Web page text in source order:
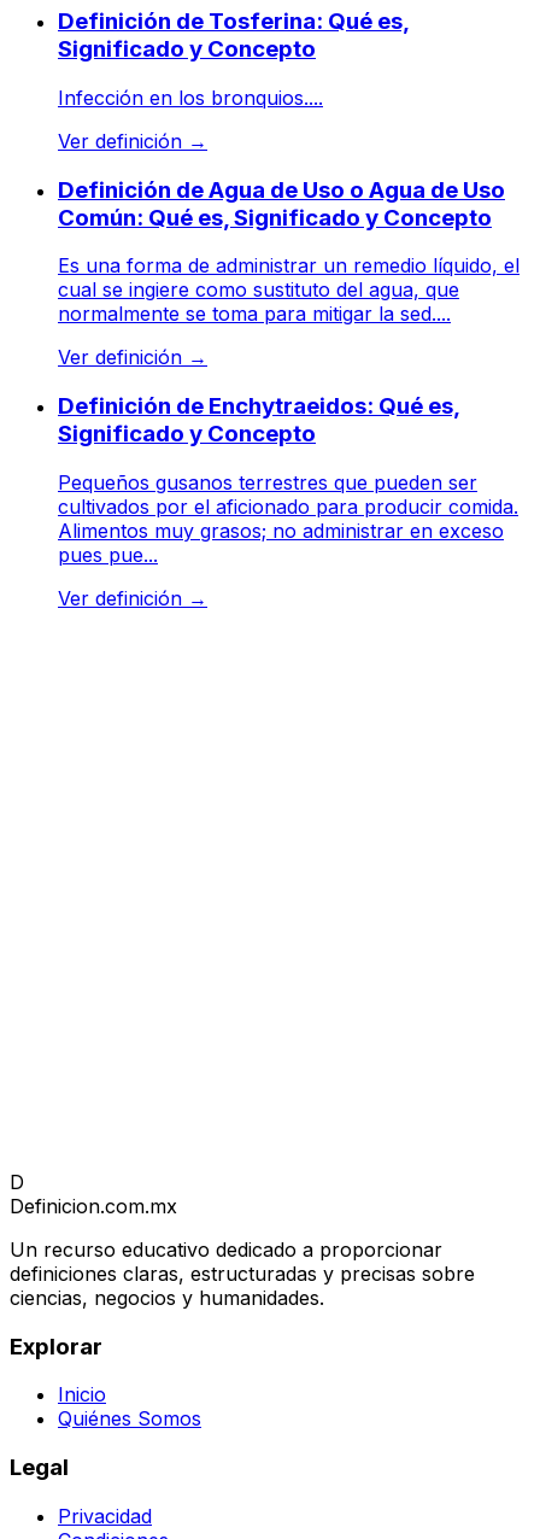
Definición de Tosferina: Qué es,
Significado y Concepto
Infección en los bronquios....
Ver definición →
Definición de Agua de Uso o Agua de Uso
Común: Qué es, Significado y Concepto
Es una forma de administrar un remedio líquido, el
cual se ingiere como sustituto del agua, que
normalmente se toma para mitigar la sed....
Ver definición →
Definición de Enchytraeidos: Qué es,
Significado y Concepto
Pequeños gusanos terrestres que pueden ser
cultivados por el aficionado para producir comida.
Alimentos muy grasos; no administrar en exceso
pues pue...
Ver definición →
D
Definicion.com.mx
Un recurso educativo dedicado a proporcionar
definiciones claras, estructuradas y precisas sobre
ciencias, negocios y humanidades.
Explorar
Inicio
Quiénes Somos
Legal
Privacidad